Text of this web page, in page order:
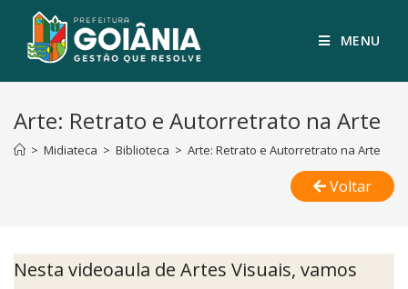
MENU
Arte: Retrato e Autorretrato na Arte
> Midiateca > Biblioteca > Arte: Retrato e Autorretrato na Arte
Voltar
Nesta videoaula de Artes Visuais, vamos